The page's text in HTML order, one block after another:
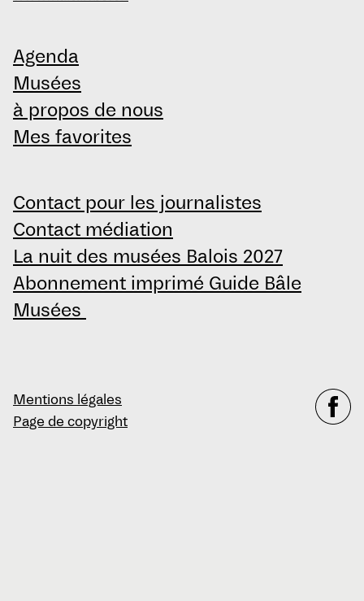
Agenda
Musées
à propos de nous
Mes favorites
Contact pour les journalistes
Contact médiation
La nuit des musées Balois 2027
Abonnement imprimé Guide Bâle
Musées
Mentions légales
Page de copyright